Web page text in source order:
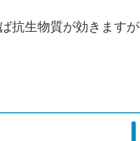
抗生物質が効きますが